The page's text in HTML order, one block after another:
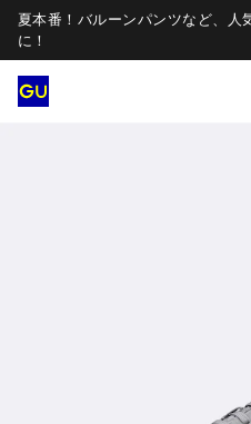
夏本番！バルーンパンツなど、人
に！